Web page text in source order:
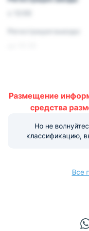
Условия и правила
Допускается
Варианты оплаты,
наличные.
Размещение
средства
Но не
классификацию,
Все